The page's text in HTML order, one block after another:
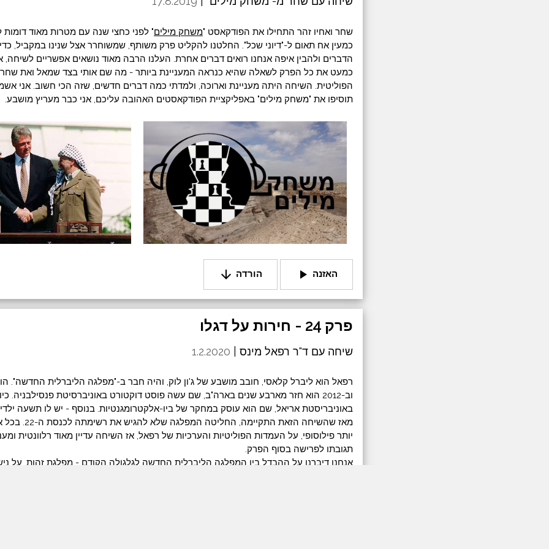
שחר ואחיו זהר התחילו את הפודקאסט "משחק מילים" לפני כחצי שנה עם מטרות מאוד דומות
כמעין אח תאום ל-"דיוני שכל". החלטנו להקליט פרק משותף, שמשוחרר אצל שנינו במקביל,
הדברים ולהבין איפה אנחנו רואים דברים אחרת. העלנו הרבה מאוד נושאים אפשריים
כמעט את כל הפרק לשאלה שהיא כנראה המעניינת ביותר - מה שם אותי בצד שמאל ואת
הפוליטית. השיחה היתה מעניינת וארוכה, ולמדתי כמה דברים חדשים, שזה הכי חשוב. אני
תוסיפו את "משחק מילים" באפליקציית הפודקאסטים האהובה עליכם, אני כבר מעריץ מושבע.
האזנה play_arrow הורדה arrow_downward
פרק 24 - חירות על דגלו
שיחה עם ד"ר רפאל מינס | 1.2.2020
רפאל הוא ליברל קלאסי, חובב מושבע של ג'ון לוק, והיה חבר ב-"מפלגה הליברלית החדשה".
וב-2012 הוא חזר מארבע שנים בארה"ב, שם עשה פוסט דוקטורט באוניברסיטת פנסילבניה.
באוניבריסטת אריאל, שם הוא עוסק במחקר של ביו-אלקטרומגנטיות. בנוסף - יש לו תשעה
מאז שהשיחה הזאת
יותר פילוסופי, על העמדות הפוליטיות והערכיות של רפאל, אז השיחה עדיין מאוד רלוונטית
תגובתו לפרישה בסוף הפרק.
אנחנו דיברנו על ההבדל בין המפלגה הליברלית החדשה לגלגולה הקודם - מפלגת זהות, על